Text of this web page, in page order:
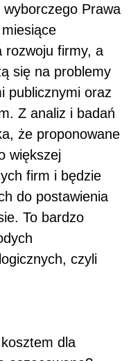
Prawa
rozwoju firmy, a
się na problemy
publicznymi oraz
Z analiz i badań
że proponowane
większej
firm i będzie
do postawienia
To bardzo
czyli
dla